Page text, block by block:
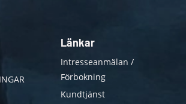
Länkar
Intresseanmälan /
Förbokning
Kundtjänst